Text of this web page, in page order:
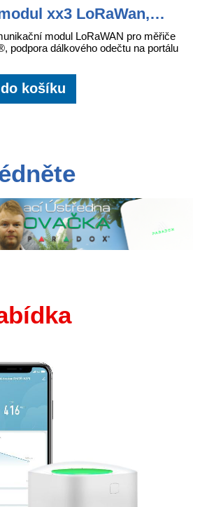
xx3 LoRaWan,
In-B), 868 MHz
modul LoRaWAN pro měřiče
podpora dálkového odečtu na portálu
košíku